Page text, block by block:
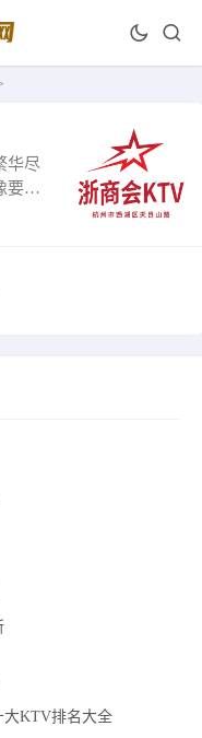
华尽
要休
，
大KTV排名大全